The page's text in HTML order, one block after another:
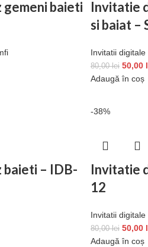
baieti Invitatie
si baiat –
Invitatii
80,00lei 50,00
Adaugă în coș
– IDB-
-38%
Invitatie
12
Invitatii
80,00lei 50,00
Adaugă în coș